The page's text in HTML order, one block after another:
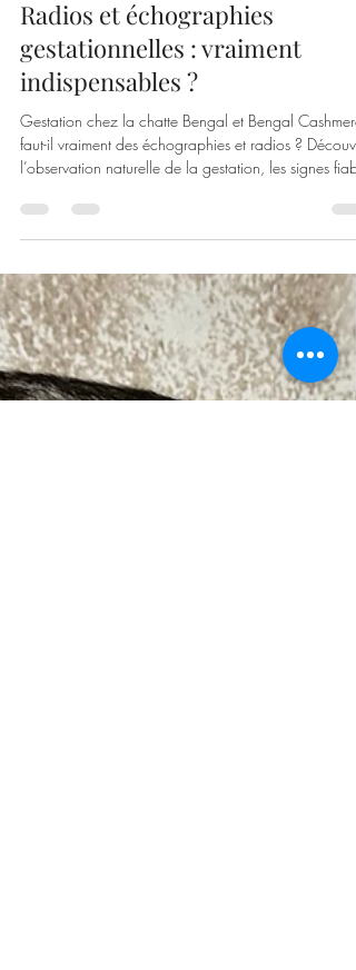
Cashmere Bengals
11 mars
4 min de lecture
Radios et échographies
gestationnelles : vraiment